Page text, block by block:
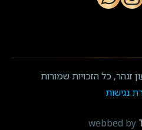
webbed